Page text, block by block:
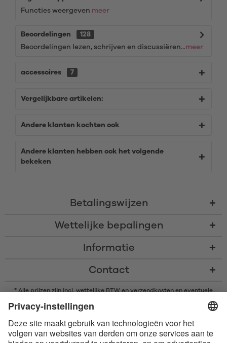
Functies weergeven meer
Beoordelingen
128
Beoordelingen lezen, schrijven en discussiëren...meer
accessoires 7
Vergelijkbare artikelen:
Andere klanten kochten ook
Andere klanten hebben ook het volgende
bekeken
Betalingswijzen
Wettelijke bepalingen
Informatie
Contact
* Alle prijzen zijn incl. wettelijke BTW en verzendkosten en eventuele
rembourskosten, indien niet anders beschreven
handelsmerken van Bluetooth SIG, Inc. en elk gebruik van dergelijke